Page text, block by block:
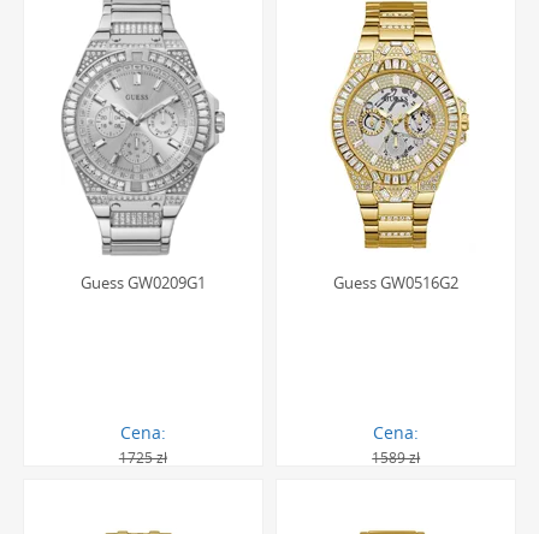
wysoką elastycznością, co czyni je bardziej odpornym na
stłuczenia niż szkło szafirowe. Jednocześnie jego twardość
zapewnia dobrą ochronę przed zarysowaniami
powstającymi podczas standardowego, codziennego
użytkowania zegarka.
Co w praktyce oznacza wodoszczelność
na poziomie 5 ATM?
Klasa wodoszczelności 5 ATM (lub 50 metrów) oznacza, że
ponieważ dynamiczne ruchy w wodzie generują ciśnienie
mogące przekroczyć dopuszczalne normy dla uszczelek.
Guess GW0209G1
Cena:
1725 zł
Guess GW0516G2
Cena:
1589 zł